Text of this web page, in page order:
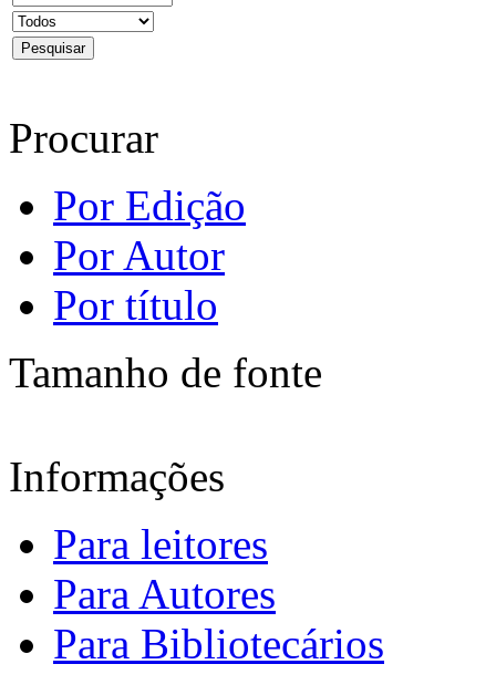
Procurar
Por Edição
Por Autor
Por título
Tamanho de fonte
Informações
Para leitores
Para Autores
Para Bibliotecários